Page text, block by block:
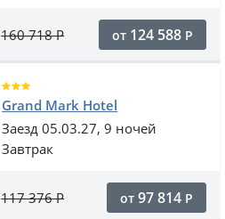
160 718Р от 124 588 Р
Grand Mark Hotel
Заезд 05.03.27, 9 ночей
Завтрак
117 376Р от 97 814 Р